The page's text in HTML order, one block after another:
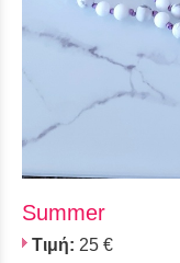
Summer
Τιμή: 25 €